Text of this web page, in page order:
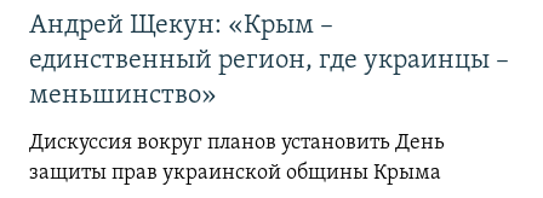
Андрей Щекун: «Крым –
единственный регион, где украинцы –
меньшинство»
Дискуссия вокруг планов установить День
защиты прав украинской общины Крыма